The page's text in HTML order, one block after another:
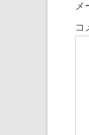
メ
コ